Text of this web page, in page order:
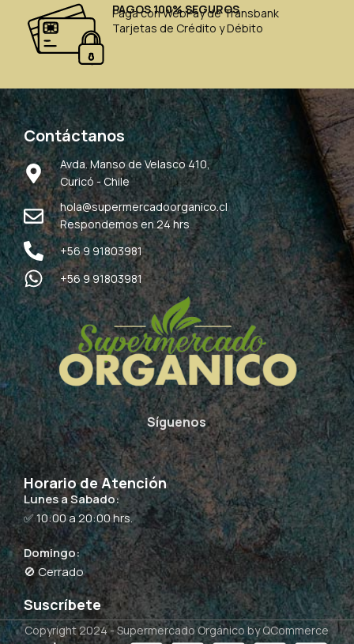
PAGOS 100% SEGUROS
Paga con WebPay de Transbank
Tarjetas de Crédito y Débito
Contáctanos
Avda. Manso de Velasco 410,
Curicó - Chile
hola@supermercadoorganico.cl
Respondemos en 24 hrs
+56 9 91803981
+56 9 91803981
Síguenos
Horario de Atención
Lunes a Sabado:
✅ 10:00 a 20:00 hrs.
Domingo:
🚫 Cerrado
Suscríbete
Copyright 2024 -Supermercado Orgánico by QCommerce